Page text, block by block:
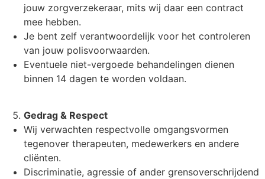
jouw zorgverzekeraar, mits wij daar een contract
mee hebben.
Je bent zelf verantwoordelijk voor het controleren
van jouw polisvoorwaarden.
Eventuele niet-vergoede behandelingen dienen
binnen 14 dagen te worden voldaan.
Gedrag & Respect
Wij verwachten respectvolle omgangsvormen
tegenover therapeuten, medewerkers en andere
cliënten.
Discriminatie, agressie of ander grensoverschrijdend